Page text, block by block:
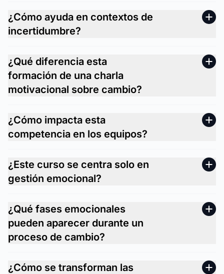
¿Cómo ayuda en contextos de
incertidumbre?
¿Qué diferencia esta
formación de una charla
motivacional sobre cambio?
¿Cómo impacta esta
competencia en los equipos?
¿Este curso se centra solo en
gestión emocional?
¿Qué fases emocionales
pueden aparecer durante un
proceso de cambio?
¿Cómo se transforman las